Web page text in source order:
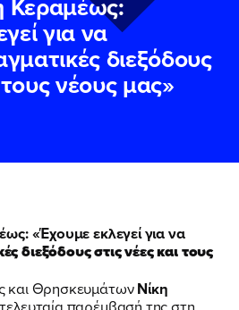
για να
διεξόδους
νέους μας»
«Έχουμε εκλεγεί για να
διεξόδους στις νέες και τους
και ΘρησκευμάτωνΝίκη
παρέμβασή της στη
*
Όρους
δικτυακού τόπου του
της Βουλευτού
Όρους
δικτυακού τόπου του
της Βουλευτού